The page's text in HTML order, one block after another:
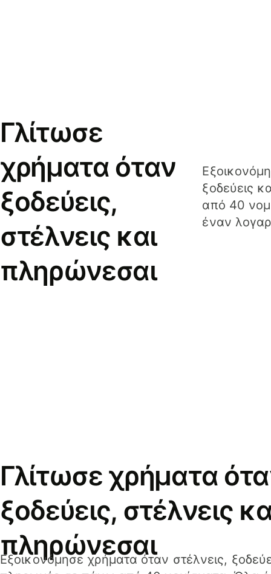
Γλίτωσε
χρήματα όταν
ξοδεύεις,
στέλνεις και
πληρώνεσαι
ξοδεύεις
από 40
έναν
Γλίτωσε χρήματα
ξοδεύεις, στέλνεις
πληρώνεσαι
Εξοικονόμησε χρήματα όταν στέλνεις,